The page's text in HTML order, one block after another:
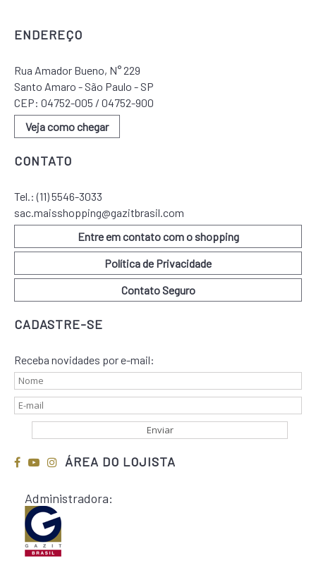
ENDEREÇO
Rua Amador Bueno, N° 229
Santo Amaro - São Paulo - SP
CEP: 04752-005 / 04752-900
Veja como chegar
CONTATO
Tel.:(11) 5546-3033
sac.maisshopping@gazitbrasil.com
Entre em contato com o shopping
Política de Privacidade
Contato Seguro
CADASTRE-SE
Receba novidades por e-mail:
ÁREA DO LOJISTA
Administradora: